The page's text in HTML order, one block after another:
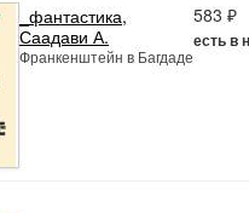
_фантастика,
Саадави А.
Франкенштейн в Багдаде
583 ₽
есть в